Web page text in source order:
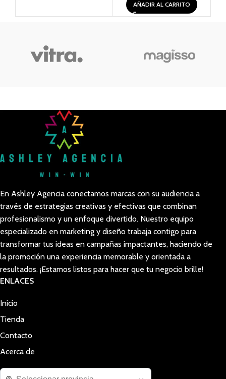
AÑADIR AL CARRITO
En Ashley Agencia conectamos marcas con su audiencia a
través de estrategias creativas y efectivas que combinan
profesionalismo y un enfoque divertido. Nuestro equipo
especializado en marketing y diseño trabaja contigo para
transformar tus ideas en campañas impactantes, haciendo de
la promoción una experiencia memorable y orientada a
resultados. ¡Estamos listos para hacer que tu negocio brille!
ENLACES
Inicio
Tienda
Contacto
Acerca de